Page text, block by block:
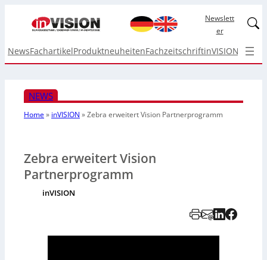
Newslett
er
NewsFachartikelProduktneuheitenFachzeitschriftinVISION Top
NEWS
Home» inVISION »Zebra erweitert Vision Partnerprogramm
Zebra erweitert Vision
Partnerprogramm
inVISION